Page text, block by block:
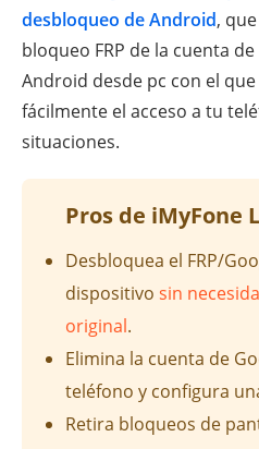
desbloqueo de Android,
bloqueo FRP de la cuenta
Android desde pc con el
fácilmente el acceso a tu
situaciones.
Pros de iMyFone
Desbloquea el FRP/
dispositivo sin
original.
Elimina la cuenta de
teléfono y configura
Retira bloqueos de